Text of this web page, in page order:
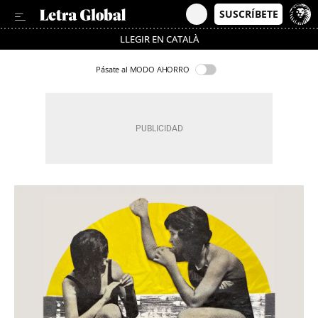
LLEGIR EN CATALÀ
Pásate al MODO AHORRO